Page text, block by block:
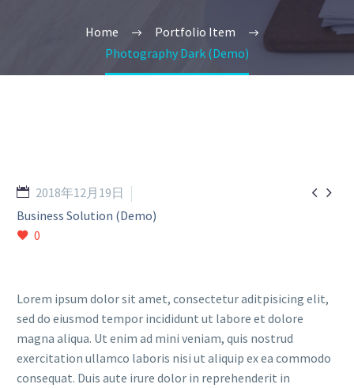
Home
Portfolio Item
Photography Dark (Demo)
 
2018年12月19日
Business Solution (Demo)
0
Lorem ipsum dolor sit amet, consectetur aditpisicing elit,
sed do eiusmod tempor incididunt ut labore et dolore
magna aliqua. Ut enim ad mini veniam, quis nostrud
exercitation ullamco laboris nisi ut aliquip ex ea commodo
consequat. Duis aute irure dolor in reprehenderit in